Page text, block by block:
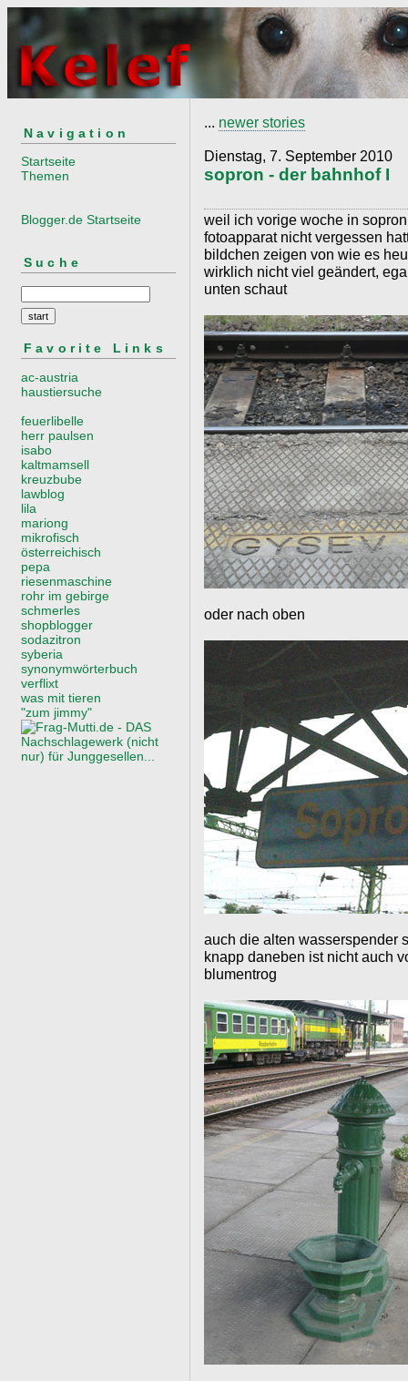
Navigation
Startseite
Themen
Blogger.de Startseite
Suche
Favorite Links
ac-austria
haustiersuche
feuerlibelle
herr paulsen
isabo
kaltmamsell
kreuzbube
lawblog
lila
mariong
mikrofisch
österreichisch
pepa
riesenmaschine
rohr im gebirge
schmerles
shopblogger
sodazitron
syberia
synonymwörterbuch
verflixt
was mit tieren
"zum jimmy"
... newer stories
Dienstag, 7. September 2010
sopron - der bahnhof I
weil ich vorige woche in
fotoapparat nicht vergessen
bildchen zeigen von wie es
wirklich nicht viel geändert,
unten schaut
oder nach oben
auch die alten wasserspender
knapp daneben ist nicht auch
blumentrog